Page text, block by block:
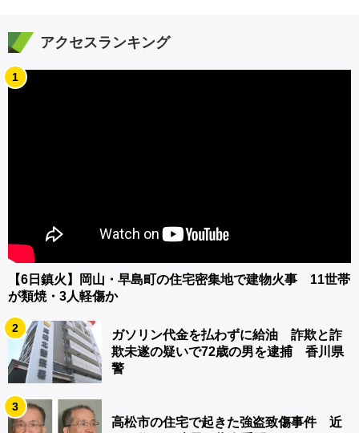
アクセスランキング
1
【6日鎮火】岡山・早島町の住宅密集地で建物火事 11世帯
が類焼・3人軽傷か
2
ガソリン代金を払わずに給油 詐欺と詐
欺未遂の疑いで72歳の男を逮捕 香川県
警
3
高松市の住宅で起きた強盗致傷事件 近